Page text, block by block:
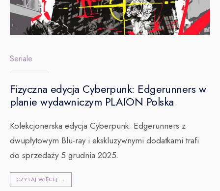
Seriale
Fizyczna edycja Cyberpunk: Edgerunners w
planie wydawniczym PLAION Polska
Kolekcjonerska edycja Cyberpunk: Edgerunners z
dwupłytowym Blu-ray i ekskluzywnymi dodatkami trafi
do sprzedaży 5 grudnia 2025.
CZYTAJ WIĘCEJ →